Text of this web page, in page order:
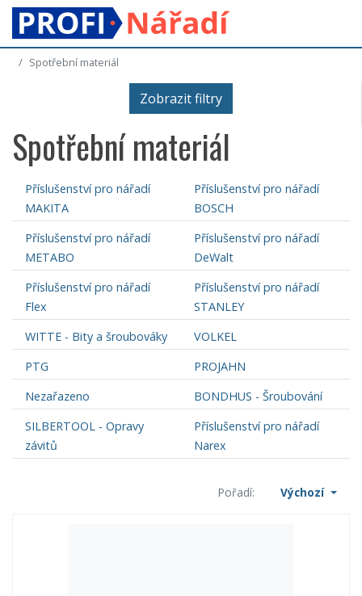
Spotřební materiál
Zobrazit filtry
Spotřební materiál
Příslušenství pro nářadí
MAKITA
Příslušenství pro nářadí
BOSCH
Příslušenství pro nářadí
METABO
Příslušenství pro nářadí
DeWalt
Příslušenství pro nářadí
Flex
Příslušenství pro nářadí
STANLEY
WITTE - Bity a šroubováky
VOLKEL
PTG
PROJAHN
Nezařazeno
BONDHUS - Šroubování
SILBERTOOL - Opravy
závitů
Příslušenství pro nářadí
Narex
Pořadí: Výchozí